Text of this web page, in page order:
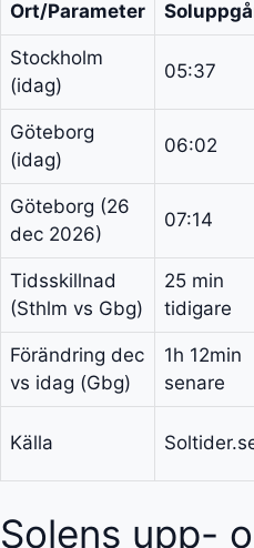
Ort/Parameter
Stockholm
(idag)
05:37
Göteborg
(idag)
06:02
Göteborg (26
dec 2026)
07:14
Tidsskillnad
(Sthlm vs Gbg)
25 min
tidigare
Förändring dec
vs idag (Gbg)
1h 12min
senare
Källa
Solens upp-